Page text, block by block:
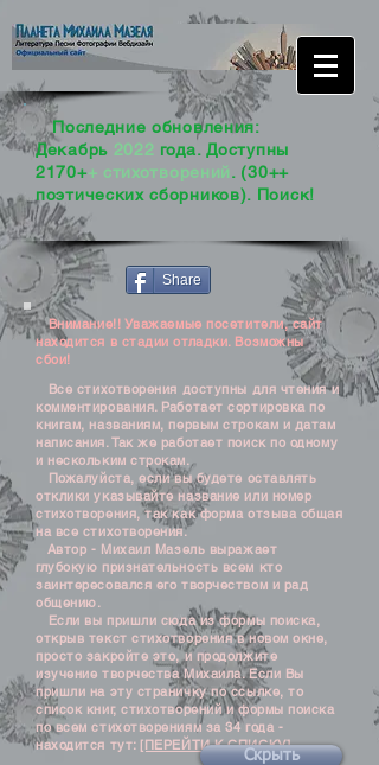
Последние обновления:
Декабрь2022 года. Доступны
2170++ стихотворений. (30++
поэтических сборников). Поиск!
Share
Внимание!! Уважаемые посетители, сайт
находится в стадии отладки. Возможны
сбои!
Все стихотворения доступны для чтения и
комментирования. Работает сортировка по
книгам, названиям, первым строкам и датам
написания. Так же работает поиск по одному
и нескольким строкам.
Пожалуйста, если вы будете оставлять
отклики указывайте название или номер
стихотворения, так как форма отзыва общая
на все стихотворения.
Автор - Михаил Мазель выражает
глубокую признательность всем кто
заинтересовался его творчеством и рад
общению.
Если вы пришли сюда из формы поиска,
открыв текст стихотворения в новом окне,
просто закройте это, и продолжите
изучение творчества Михаила. Если Вы
пришли на эту страничку по ссылке, то
список книг, стихотворений и формы поиска
по всем стихотворениям за 34 года -
находится тут: [ПЕРЕЙТИ К СПИСКУ]
Скрыть